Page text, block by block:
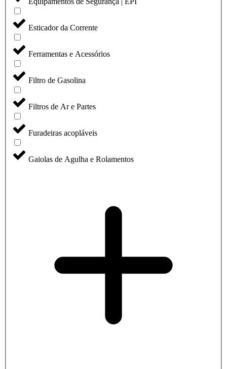
Esticador da Corrente
Ferramentas e Acessórios
Filtro de Gasolina
Filtros de Ar e Partes
Furadeiras acopláveis
Gaiolas de Agulha e Rolamentos